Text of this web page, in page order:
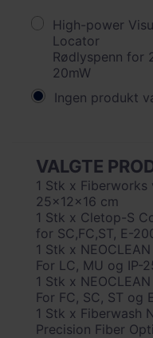
High-power
Locator
Rødlyspenn for
20mW
Ingen produkt
VALGTE
1 Stk x Fiberworks
25x12x16 cm
1 Stk x Cletop-S
for SC,FC,ST, E-
1 Stk x
For LC, MU og IP-
1 Stk x
For FC, SC, ST og
1 Stk x Fiberwash
Precision Fiber